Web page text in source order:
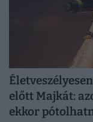
előtt Majkát:
ekkor